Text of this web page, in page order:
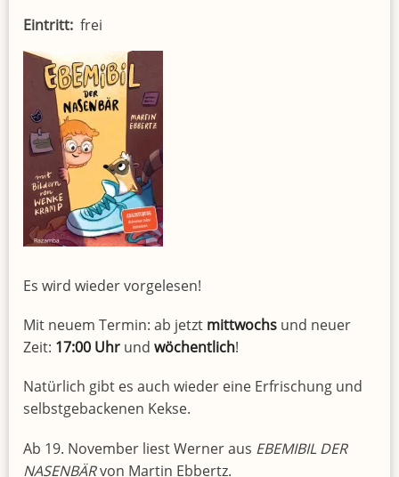
Eintritt frei
Es wird wieder vorgelesen!
Mit neuem Termin: ab jetzt mittwochs und neuer
Zeit: 17:00 Uhr und wöchentlich!
Natürlich gibt es auch wieder eine Erfrischung und
selbstgebackenen Kekse.
Ab 19. November liest Werner aus EBEMIBIL DER
NASENBÄRvon Martin Ebbertz.